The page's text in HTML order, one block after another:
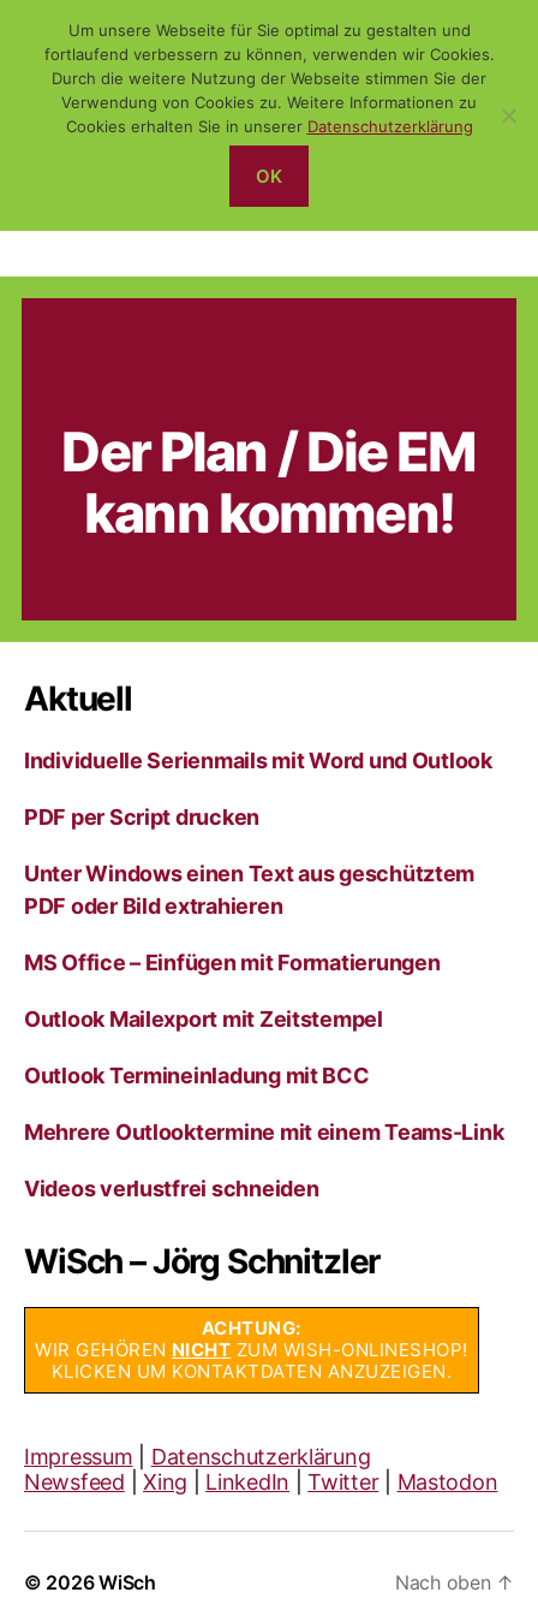
WiSch
EM 2012
Der Plan / Die EM
kann kommen!
Aktuell
Individuelle Serienmails mit Word und Outlook
PDF per Script drucken
Unter Windows einen Text aus geschütztem
PDF oder Bild extrahieren
MS Office – Einfügen mit Formatierungen
Outlook Mailexport mit Zeitstempel
Outlook Termineinladung mit BCC
Mehrere Outlooktermine mit einem Teams-Link
Videos verlustfrei schneiden
WiSch – Jörg Schnitzler
ACHTUNG:
WIR GEHÖREN NICHT ZUM WISH-ONLINESHOP!
KLICKEN UM KONTAKTDATEN ANZUZEIGEN.
Impressum
Datenschutzerklärung
Newsfeed |Xing LinkedIn |Twitter Mastodon
© 2026WiSch
Nach oben ↑
Um unsere Webseite für Sie optimal zu gestalten und
fortlaufend verbessern zu können, verwenden wir Cookies.
Durch die weitere Nutzung der Webseite stimmen Sie der
Verwendung von Cookies zu. Weitere Informationen zu
Cookies erhalten Sie in unserer Datenschutzerklärung
OK